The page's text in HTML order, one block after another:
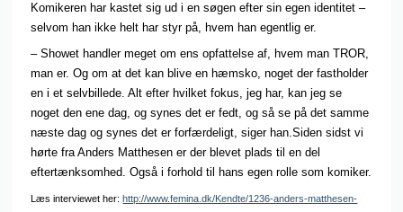
Komikeren har kastet sig ud i en søgen efter sin egen identitet –
selvom han ikke helt har styr på, hvem han egentlig er.
– Showet handler meget om ens opfattelse af, hvem man TROR,
man er. Og om at det kan blive en hæmsko, noget der fastholder
en i et selvbillede. Alt efter hvilket fokus, jeg har, kan jeg se
noget den ene dag, og synes det er fedt, og så se på det samme
næste dag og synes det er forfærdeligt, siger han.Siden sidst vi
hørte fra Anders Matthesen er der blevet plads til en del
eftertænksomhed. Også i forhold til hans egen rolle som komiker.
Læs interviewet her:http://www.femina.dk/Kendte/1236-anders-matthesen-